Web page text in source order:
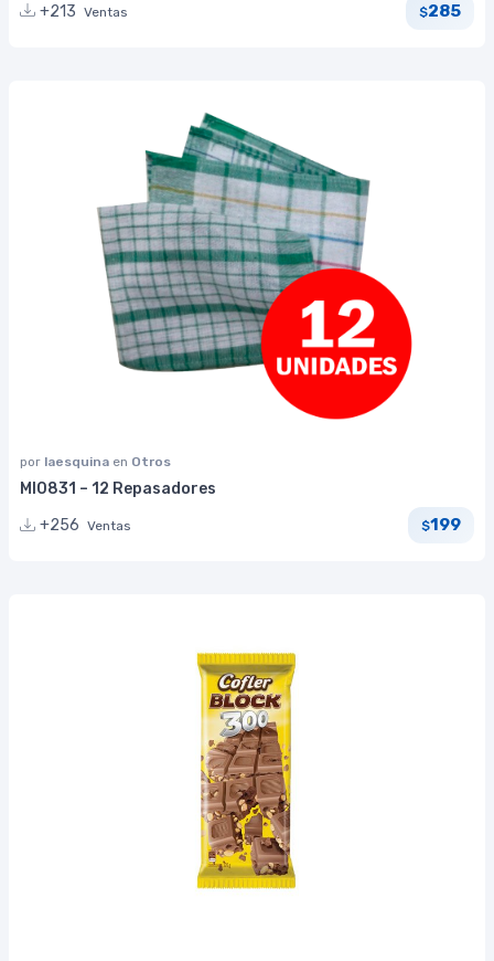
+213 Ventas $285
por laesquina en Otros
MI0831 – 12 Repasadores
+256 Ventas $199